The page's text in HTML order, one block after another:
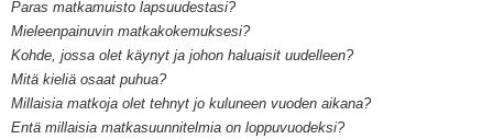
Paras matkamuisto lapsuudestasi?
Mieleenpainuvin matkakokemuksesi?
Kohde, jossa olet käynyt ja johon haluaisit uudelleen?
Mitä kieliä osaat puhua?
Millaisia matkoja olet tehnyt jo kuluneen vuoden aikana?
Entä millaisia matkasuunnitelmia on loppuvuodeksi?